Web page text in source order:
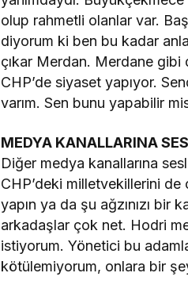
olup rahmetli olanlar var.
diyorum ki ben bu kadar
çıkar Merdan. Merdane gibi
CHP’de siyaset yapıyor.
varım. Sen bunu yapabilir
MEDYA KANALLARINA
Diğer medya kanallarına
CHP’deki milletvekillerini de
yapın ya da şu ağzınızı bir
arkadaşlar çok net. Hodri
istiyorum. Yönetici bu
kötülemiyorum, onlara bir